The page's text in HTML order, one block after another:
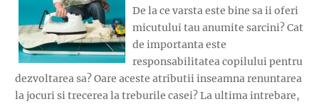
De la ce varsta este bine sa ii oferi
micutului tau anumite sarcini? Cat
de importanta este
responsabilitatea copilului pentru
dezvoltarea sa? Oare aceste atributii inseamna renuntarea
la jocuri si trecerea la treburile casei? La ultima intrebare,